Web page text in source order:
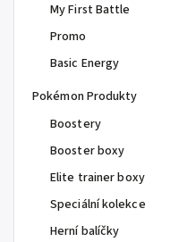
My First Battle
Promo
Basic Energy
Pokémon Produkty
Boostery
Booster boxy
Elite trainer boxy
Speciální kolekce
Herní balíčky